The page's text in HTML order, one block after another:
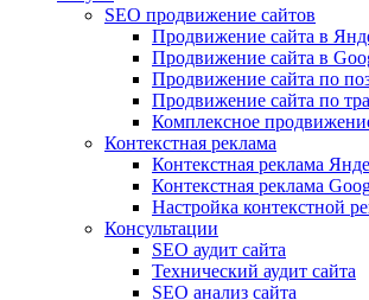
SEO продвижение сайтов
Продвижение сайта в
Продвижение сайта в
Продвижение сайта по
Продвижение сайта по
Комплексное
Контекстная реклама
Контекстная реклама
Контекстная реклама
Настройка контекстной
Консультации
SEO аудит сайта
Технический аудит сайта
SEO анализ сайта